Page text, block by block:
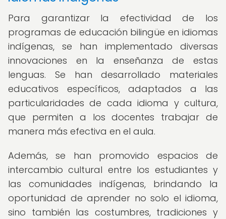
Para garantizar la efectividad de los
programas de educación bilingüe en idiomas
indígenas, se han implementado diversas
innovaciones en la enseñanza de estas
lenguas. Se han desarrollado materiales
educativos específicos, adaptados a las
particularidades de cada idioma y cultura,
que permiten a los docentes trabajar de
manera más efectiva en el aula.
Además, se han promovido espacios de
intercambio cultural entre los estudiantes y
las comunidades indígenas, brindando la
oportunidad de aprender no solo el idioma,
sino también las costumbres, tradiciones y